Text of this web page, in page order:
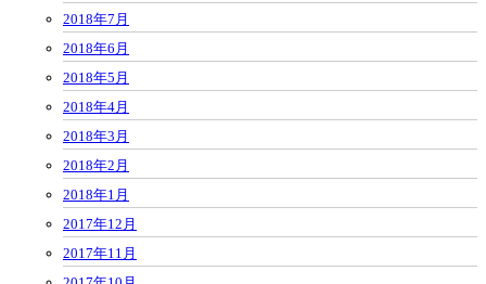
2018年7月
2018年6月
2018年5月
2018年4月
2018年3月
2018年2月
2018年1月
2017年12月
2017年11月